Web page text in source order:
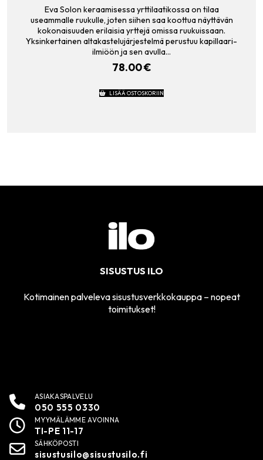
Eva Solon keraamisessa yrttilaatikossa on tilaa
useammalle ruukulle, joten siihen saa koottua näyttävän
kokonaisuuden erilaisia yrttejä omissa ruukuissaan.
Yksinkertainen altakastelujärjestelmä perustuu kapillaari-
ilmiöön ja sen avulla…
78.00€
LISÄÄ OSTOSKORIIN
SISUSTUS ILO
Kotimainen palveleva sisustusverkkokauppa – nopeat
toimitukset!
ASIAKASPALVELU
050 555 0330
MYYMÄLÄMME AVOINNA
TI-PE 11-17
SÄHKÖPOSTI
sisustusilo@sisustusilo.fi